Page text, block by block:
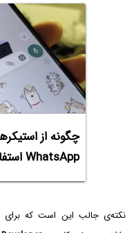
چگونه از
WhatsApp استفاده کنیم؟